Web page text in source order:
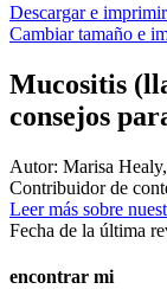
Descargar e imprimir
Cambiar tamaño e
Mucositis
consejos
Autor: Marisa
Contribuidor de
Leer más sobre
Fecha de la última
encontrar mi